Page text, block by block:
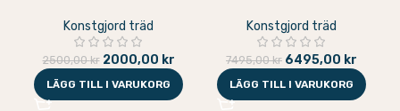
Konstgjord träd
2500,00kr 2000,00 kr
LÄGG TILL I VARUKORG
Konstgjord träd
7495,00kr 6495,00 kr
LÄGG TILL I VARUKORG